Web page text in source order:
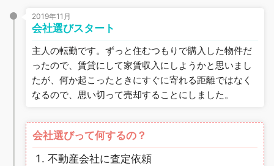
2019年11月
会社選びスタート
主人の転勤です。ずっと住むつもりで購入した物件だ
ったので、賃貸にして家賃収入にしようかと思いまし
たが、何か起こったときにすぐに寄れる距離ではなく
なるので、思い切って売却することにしました。
会社選びって何するの？
不動産会社に査定依頼